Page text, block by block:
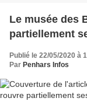
Le musée des
partiellement
Publié le 22/05/2020 à
Par Penhars Infos